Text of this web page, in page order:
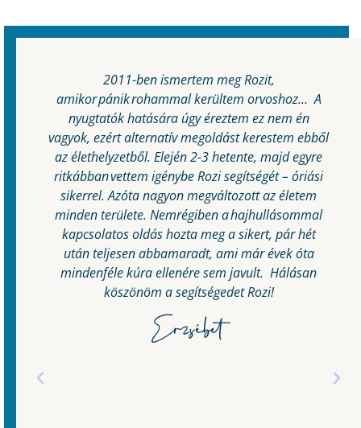
2011-ben ismertem meg Rozit,
amikor pánik rohammal kerültem orvoshoz… A
nyugtatók hatására úgy éreztem ez nem én
vagyok, ezért alternatív megoldást kerestem ebből
az élethelyzetből. Elején 2-3 hetente, majd egyre
ritkábban vettem igénybe Rozi segítségét – óriási
sikerrel. Azóta nagyon megváltozott az életem
minden területe. Nemrégiben a hajhullásommal
kapcsolatos oldás hozta meg a sikert, pár hét
után teljesen abbamaradt, ami már évek óta
mindenféle kúra ellenére sem javult. Hálásan
köszönöm a segítségedet Rozi!
Erzsébet